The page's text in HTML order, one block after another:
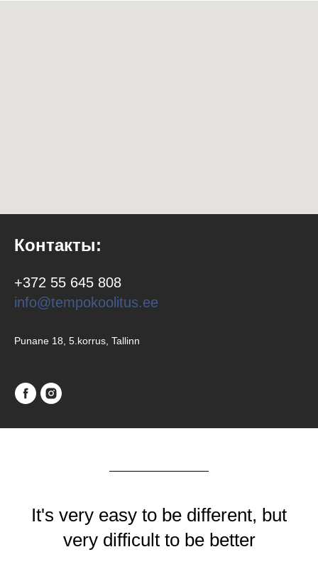
Контакты:
+372 55 645 808
info@tempokoolitus.ee
Punane 18, 5.korrus, Tallinn
It's very easy to be different, but
very difficult to be better